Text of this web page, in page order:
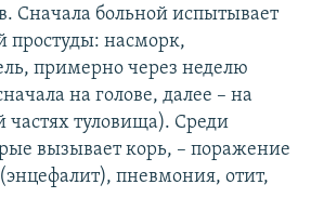
Сначала больной испытывает
простуды: насморк,
примерно через неделю
на голове, далее – на
туловища). Среди
вызывает корь, – поражение
пневмония, отит,